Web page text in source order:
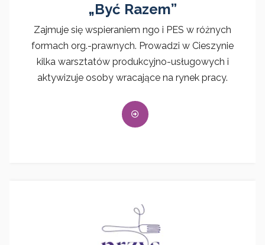
„Być Razem”
Zajmuje się wspieraniem ngo i PES w różnych
formach org.-prawnych. Prowadzi w Cieszynie
kilka warsztatów produkcyjno-usługowych i
aktywizuje osoby wracające na rynek pracy.